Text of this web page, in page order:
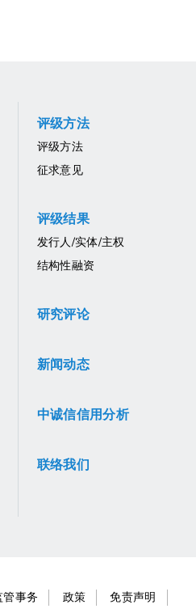
评级方法
评级方法
征求意见
评级结果
发行人/实体/主权
结构性融资
研究评论
新闻动态
中诚信信用分析
联络我们
管事务 政策 免责声明